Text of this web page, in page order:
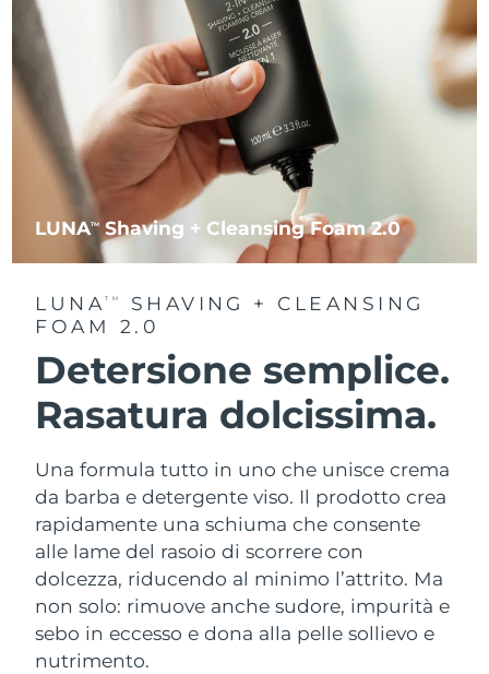
LUNATM Shaving + Cleansing Foam 2.0
LUNATM
SHAVING + CLEANSING
FOAM 2.0
Detersione semplice.
Rasatura dolcissima.
Una formula tutto in uno che unisce crema
da barba e detergente viso. Il prodotto crea
rapidamente una schiuma che consente
alle lame del rasoio di scorrere con
dolcezza, riducendo al minimo l’attrito. Ma
non solo: rimuove anche sudore, impurità e
sebo in eccesso e dona alla pelle sollievo e
nutrimento.